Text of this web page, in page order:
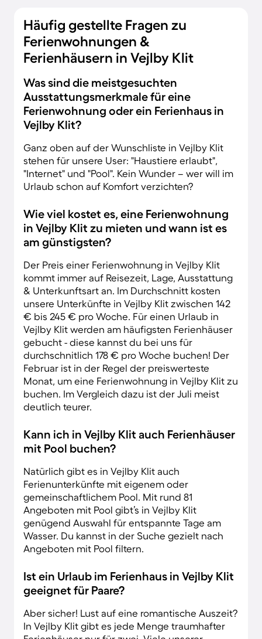
Häufig gestellte Fragen zu
Ferienwohnungen &
Ferienhäusern in Vejlby Klit
Was sind die meistgesuchten
Ausstattungsmerkmale für eine
Ferienwohnung oder ein Ferienhaus in
Vejlby Klit?
Ganz oben auf der Wunschliste in Vejlby Klit
stehen für unsere User: "Haustiere erlaubt",
"Internet" und "Pool". Kein Wunder – wer will im
Urlaub schon auf Komfort verzichten?
Wie viel kostet es, eine Ferienwohnung
in Vejlby Klit zu mieten und wann ist es
am günstigsten?
Der Preis einer Ferienwohnung in Vejlby Klit
kommt immer auf Reisezeit, Lage, Ausstattung
& Unterkunftsart an. Im Durchschnitt kosten
unsere Unterkünfte in Vejlby Klit zwischen 142
€ bis 245 € pro Woche. Für einen Urlaub in
Vejlby Klit werden am häufigsten Ferienhäuser
gebucht - diese kannst du bei uns für
durchschnitlich 178 € pro Woche buchen! Der
Februar ist in der Regel der preiswerteste
Monat, um eine Ferienwohnung in Vejlby Klit zu
buchen. Im Vergleich dazu ist der Juli meist
deutlich teurer.
Kann ich in Vejlby Klit auch Ferienhäuser
mit Pool buchen?
Natürlich gibt es in Vejlby Klit auch
Ferienunterkünfte mit eigenem oder
gemeinschaftlichem Pool. Mit rund 81
Angeboten mit Pool gibt’s in Vejlby Klit
genügend Auswahl für entspannte Tage am
Wasser. Du kannst in der Suche gezielt nach
Angeboten mit Pool filtern.
Ist ein Urlaub im Ferienhaus in Vejlby Klit
geeignet für Paare?
Aber sicher! Lust auf eine romantische Auszeit?
In Vejlby Klit gibt es jede Menge traumhafter